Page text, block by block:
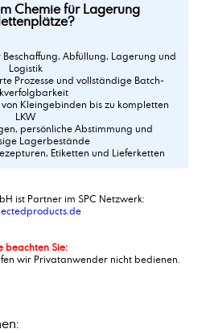
Chemie für Lagerung
Abfüllung, Lagerung und
Logistik
Prozesse und vollständige Batch-
Kleingebinden bis zu kompletten
LKW
persönliche Abstimmung und
Lagerbestände
Etiketten und Lieferketten
ist Partner im SPC Netzwerk:
beachten Sie:
wir Privatanwender nicht bedienen.